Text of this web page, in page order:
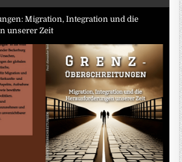
Migration, Integration und die
unserer Zeit